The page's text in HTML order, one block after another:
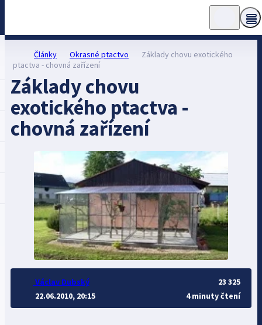
Články Okrasné ptactvo
Základy chovu exotického
ptactva - chovná zařízení
Základy chovu
exotického ptactva -
chovná zařízení
Václav Dubský
22.06.2010, 20:15
23 325
4 minuty čtení